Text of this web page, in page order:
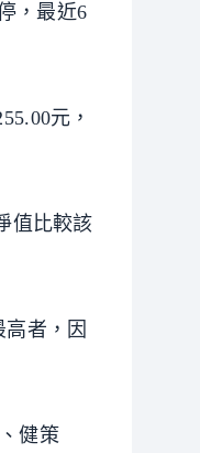
，最近6
元，
值比較該
者，因
健策